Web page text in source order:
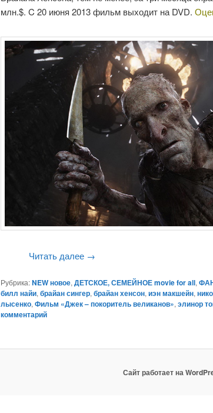
млн.$. C 20 июня 2013 фильм выходит на DVD.
Читать далее →
Рубрика: NEW новое,ДЕТСКОЕ, СЕМЕЙНОЕ movie for all,
билл найи,брайан сингер,брайан хенсон,иэн макшейн,
лысенко,Фильм «Джек – покоритель великанов»,элинор
комментарий
Сайт работает на